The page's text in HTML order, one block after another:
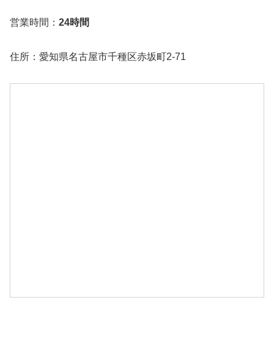
営業時間： 24時間
住所：愛知県名古屋市千種区赤坂町2-71